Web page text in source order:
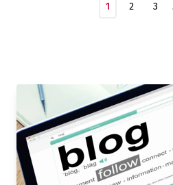
1 2 3